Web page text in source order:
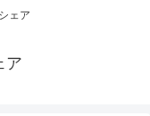
ェア
ア